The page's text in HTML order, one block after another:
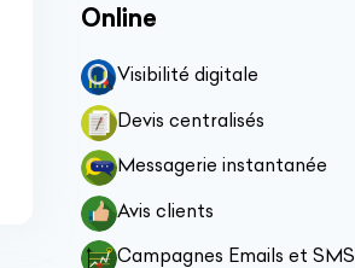
Online
Visibilité digitale
Devis centralisés
Messagerie instantanée
Avis clients
Campagnes Emails et SMS